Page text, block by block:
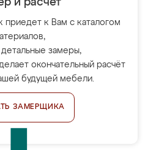
и расчет
приедет к Вам с каталогом
замеры,
окончательный расчёт
будущей мебели.
ЗАМЕРЩИКА